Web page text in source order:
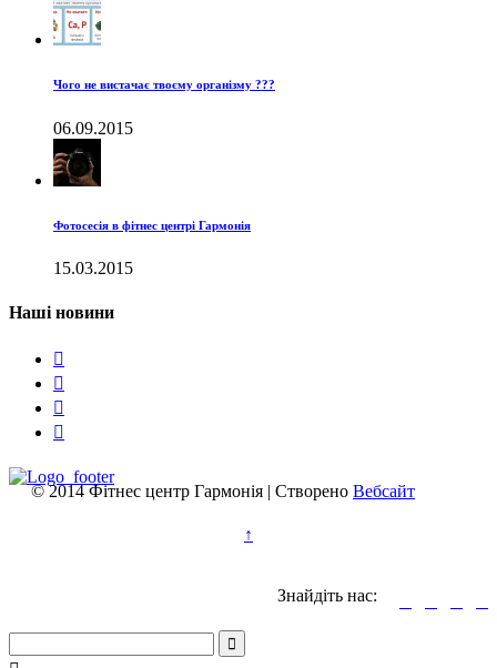
Чого не вистачає твоєму організму ???
06.09.2015
Фотосесія в фітнес центрі Гармонія
15.03.2015
Наші новини




© 2014 Фітнес центр Гармонія | Створено Вебсайт
↑
Знайдіть нас:
